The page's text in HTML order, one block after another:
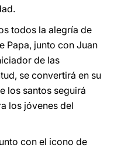
todos la alegría de
Papa, junto con Juan
de las
se convertirá en su
los santos seguirá
los jóvenes del
con el icono de